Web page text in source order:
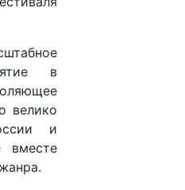
в
велико
и
вместе